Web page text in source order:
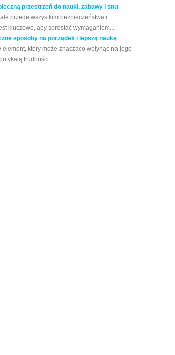
przestrzeń do nauki, zabawy i snu
przede wszystkim bezpieczeństwa i
kluczowe, aby sprostać wymaganiom...
sposoby na porządek i lepszą naukę
który może znacząco wpłynąć na jego
trudności...